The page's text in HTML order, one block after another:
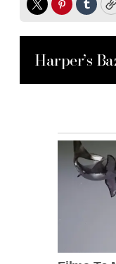
TwitterPinterest
Harper’s